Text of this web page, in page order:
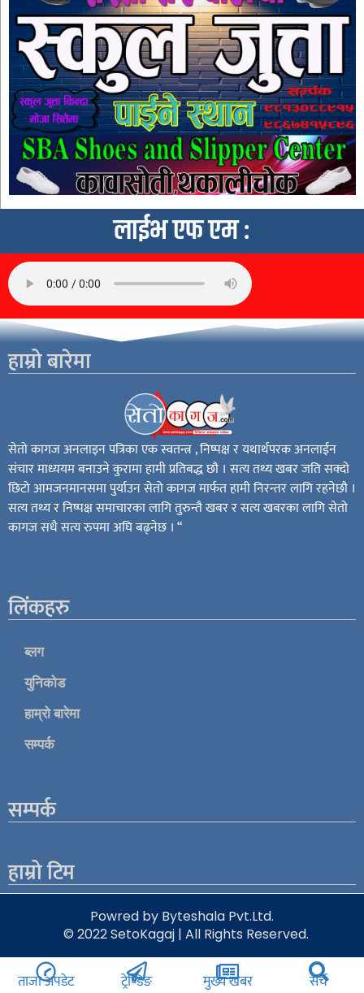
लाईभ एफ एम :
हाम्रो बारेमा
सेतो कागज अनलाइन पत्रिका एक स्वतन्त्र , निष्पक्ष र यथार्थपरक अनलाईन
संचार माध्ययम बनाउने कुरामा हामी प्रतिबद्ध छौ । सत्य तथ्य खबर जति सक्दो
छिटो आमजनमानसमा पुर्याउन सेतो कागज मार्फत हामी निरन्तर लागि रहनेछौ ।
सत्य तथ्य र निष्पक्ष समाचारका लागि तुरुन्तै खबर र सत्य खबरका लागि सेतो
कागज सधै सत्य रुपमा अघि बढ्नेछ । “
लिंकहरु
ब्लग
युनिकोड
हाम्रो बारेमा
सम्पर्क
सम्पर्क
हाम्रो टिम
© 2022 SetoKagaj | All Rights Reserved.
Powred by Byteshala Pvt.Ltd.
ताजा अपडेट ट्रेण्डिङ मुख्य खबर सर्च